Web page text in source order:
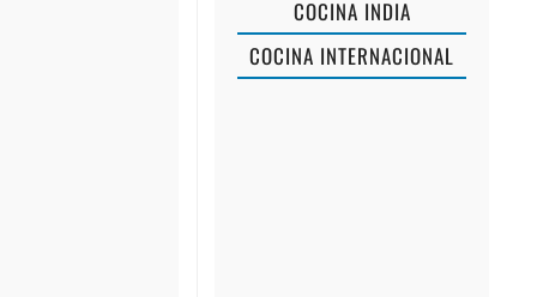
COCINA INDIA
COCINA INTERNACIONAL